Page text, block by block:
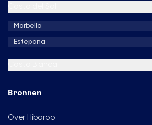
Marbella
Estepona
Bronnen
Over Hibaroo